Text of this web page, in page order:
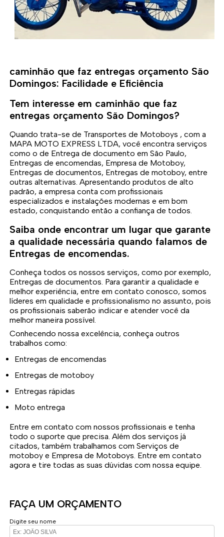
caminhão que faz entregas orçamento São
Domingos: Facilidade e Eficiência
Tem interesse em caminhão que faz
entregas orçamento São Domingos?
Quando trata-se de Transportes de Motoboys , com a
MAPA MOTO EXPRESS LTDA, você encontra serviços
como o de Entrega de documento em São Paulo,
Entregas de encomendas, Empresa de Motoboy,
Entregas de documentos, Entregas de motoboy, entre
outras alternativas. Apresentando produtos de alto
padrão, a empresa conta com profissionais
especializados e instalações modernas e em bom
estado, conquistando então a confiança de todos.
Saiba onde encontrar um lugar que garante
a qualidade necessária quando falamos de
Entregas de encomendas.
Conheça todos os nossos serviços, como por exemplo,
Entregas de documentos. Para garantir a qualidade e
melhor experiência, entre em contato conosco, somos
líderes em qualidade e profissionalismo no assunto, pois
os profissionais saberão indicar e atender você da
melhor maneira possível.
Conhecendo nossa excelência, conheça outros
trabalhos como:
Entregas de encomendas
Entregas de motoboy
Entregas rápidas
Moto entrega
Entre em contato com nossos profissionais e tenha
todo o suporte que precisa. Além dos serviços já
citados, também trabalhamos com Serviços de
motoboy e Empresa de Motoboys. Entre em contato
agora e tire todas as suas dúvidas com nossa equipe.
FAÇA UM ORÇAMENTO
Digite seu nome